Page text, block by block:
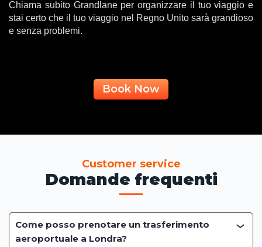
Chiama subito Grandlane per organizzare il tuo viaggio e
stai certo che il tuo viaggio nel Regno Unito sarà grandioso
e senza problemi.
Book Now
Customer service
Domande frequenti
Come posso prenotare un trasferimento
aeroportuale a Londra?